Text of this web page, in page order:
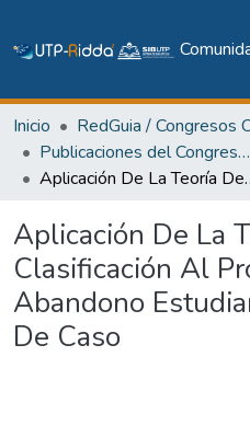
Inicio
Publicaciones del Congreso Internacional CLABES
Aplicación De La Teoría De
Aplicación De La
Clasificación Al
Abandono
De Caso